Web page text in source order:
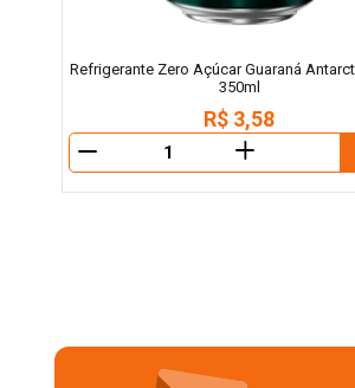
Refrigerante Zero Açúcar Guaraná
350ml
R$ 3,58
＋